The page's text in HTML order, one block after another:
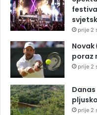
prije 2
poraz
prije 2
prije 2